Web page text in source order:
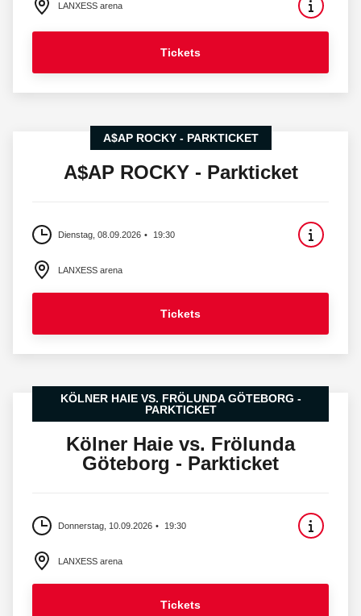
LANXESS arena
Tickets
A$AP ROCKY - PARKTICKET
A$AP ROCKY - Parkticket
Dienstag, 08.09.2026 19:30
LANXESS arena
Tickets
KÖLNER HAIE VS. FRÖLUNDA GÖTEBORG -
PARKTICKET
Kölner Haie vs. Frölunda
Göteborg - Parkticket
Donnerstag, 10.09.2026 19:30
LANXESS arena
Tickets